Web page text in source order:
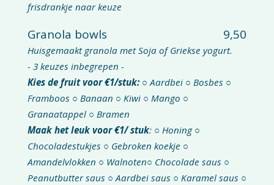
frisdrankje naar keuze
Granola bowls 9,50
Huisgemaakt granola met Soja of Griekse yogurt.
- 3 keuzes inbegrepen -
Kies de fruit voor €1/stuk:○ Aardbei ○ Bosbes ○
Framboos ○ Banaan ○ Kiwi ○ Mango ○
Granaatappel ○ Bramen
Maak het leuk voor €1/ stuk: ○ Honing ○
Chocoladestukjes ○ Gebroken koekje ○
Amandelvlokken ○ Walnoten○ Chocolade saus ○
Peanutbutter saus ○ Aardbei saus ○ Karamel saus ○